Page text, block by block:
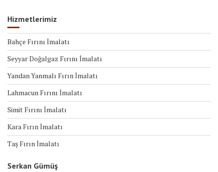
Hizmetlerimiz
Bahçe Fırını İmalatı
Seyyar Doğalgaz Fırını İmalatı
Yandan Yanmalı Fırın İmalatı
Lahmacun Fırını İmalatı
Simit Fırını İmalatı
Kara Fırın İmalatı
Taş Fırın İmalatı
Serkan Gümüş